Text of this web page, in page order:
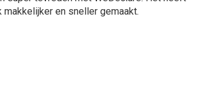
en sneller gemaakt.